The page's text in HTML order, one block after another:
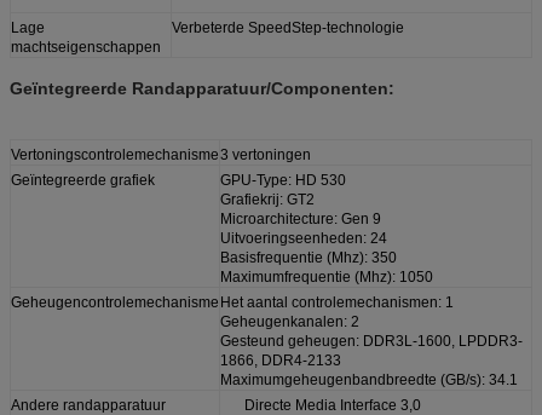
Lage
machtseigenschappen
Verbeterde SpeedStep-technologie
Geïntegreerde Randapparatuur/Componenten:
Vertoningscontrolemechanisme3 vertoningen
Geïntegreerde grafiek
GPU-Type: HD 530
Grafiekrij: GT2
Microarchitecture: Gen 9
Uitvoeringseenheden: 24
Basisfrequentie (Mhz): 350
Maximumfrequentie (Mhz): 1050
Geheugencontrolemechanisme Het aantal controlemechanismen: 1
Geheugenkanalen: 2
Gesteund geheugen: DDR3L-1600, LPDDR3-
1866, DDR4-2133
Maximumgeheugenbandbreedte (GB/s): 34.1
Andere randapparatuur
Directe Media Interface 3,0